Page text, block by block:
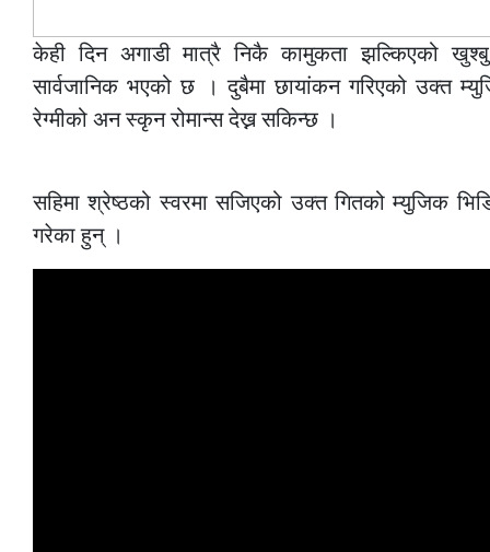
केही दिन अगाडी मात्रै निकै कामुकता झल्किएको
सार्वजानिक भएको छ । दुबैमा छायांकन गरिएको उक्त
रेग्मीको अन स्कृन रोमान्स देख्न सकिन्छ ।
सहिमा श्रेष्ठको स्वरमा सजिएको उक्त गितको म्युजिक
गरेका हुन् ।